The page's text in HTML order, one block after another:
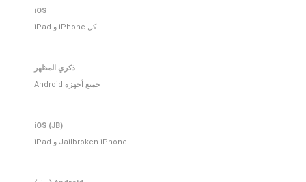
iOS
كل iPhone و iPad
ذكري المظهر
جميع أجهزة Android
iOS (JB)
Jailbroken iPhone و iPad